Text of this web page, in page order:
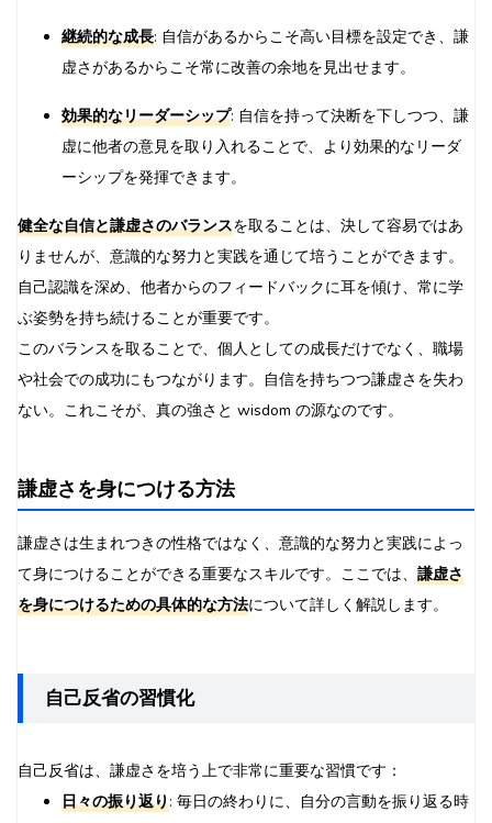
継続的な成長: 自信があるからこそ高い目標を設定でき、謙
虚さがあるからこそ常に改善の余地を見出せます。
効果的なリーダーシップ: 自信を持って決断を下しつつ、謙
虚に他者の意見を取り入れることで、より効果的なリーダ
ーシップを発揮できます。
健全な自信と謙虚さのバランスを取ることは、決して容易ではあ
りませんが、意識的な努力と実践を通じて培うことができます。
自己認識を深め、他者からのフィードバックに耳を傾け、常に学
ぶ姿勢を持ち続けることが重要です。
このバランスを取ることで、個人としての成長だけでなく、職場
や社会での成功にもつながります。自信を持ちつつ謙虚さを失わ
ない。これこそが、真の強さと wisdom の源なのです。
謙虚さを身につける方法
謙虚さは生まれつきの性格ではなく、意識的な努力と実践によっ
て身につけることができる重要なスキルです。ここでは、 謙虚さ
を身につけるための具体的な方法について詳しく解説します。
自己反省の習慣化
自己反省は、謙虚さを培う上で非常に重要な習慣です：
日々の振り返り: 毎日の終わりに、自分の言動を振り返る時